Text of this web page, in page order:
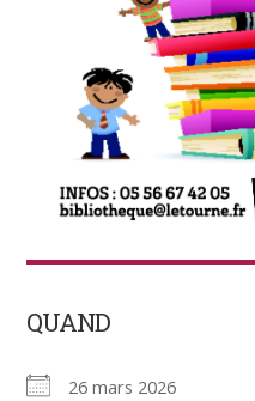
QUAND
26 mars 2026